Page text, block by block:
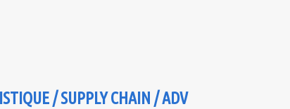
/ SUPPLY CHAIN / ADV